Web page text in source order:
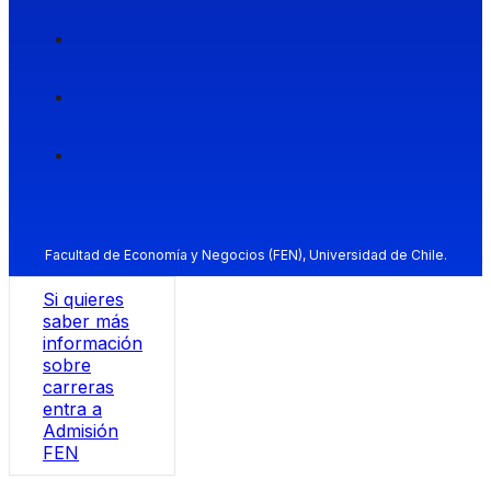
Facultad de Economía y Negocios (FEN), Universidad de Chile.
Si quieres
saber más
información
sobre
carreras
entra a
Admisión
FEN